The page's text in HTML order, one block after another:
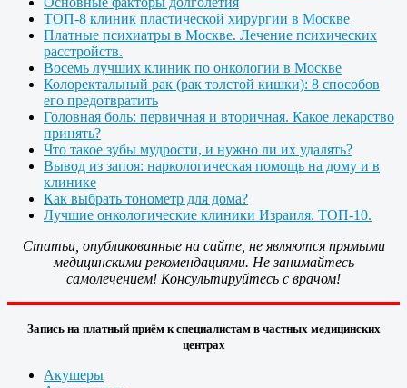
ТОП-8 клиник пластической хирургии в Москве
Платные психиатры в Москве. Лечение психических
расстройств.
Восемь лучших клиник по онкологии в Москве
Колоректальный рак (рак толстой кишки): 8 способов
его предотвратить
Головная боль: первичная и вторичная. Какое лекарство
принять?
Что такое зубы мудрости, и нужно ли их удалять?
Вывод из запоя: наркологическая помощь на дому и в
клинике
Как выбрать тонометр для дома?
Лучшие онкологические клиники Израиля. ТОП-10.
Статьи, опубликованные на сайте, не являются прямыми
медицинскими рекомендациями. Не занимайтесь
самолечением! Консультируйтесь с врачом!
Запись на платный приём к специалистам в частных медицинских
центрах
Акушеры